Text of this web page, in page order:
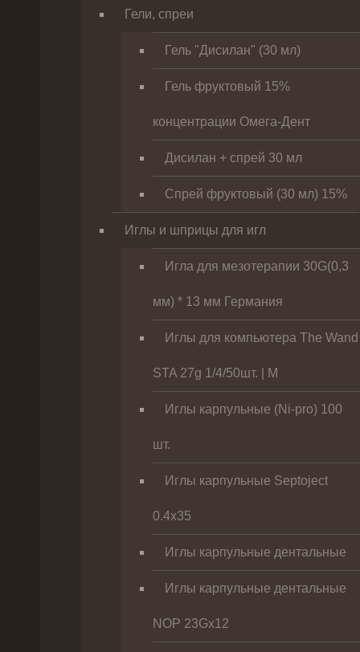
Гели, спреи
Гель "Дисилан" (30 мл)
Гель фруктовый 15%
концентрации Омега-Дент
Дисилан + спрей 30 мл
Спрей фруктовый (30 мл) 15%
Иглы и шприцы для игл
Игла для мезотерапии 30G(0,3
мм) * 13 мм Германия
Иглы для компьютера The Wand
STA 27g 1/4/50шт. | M
Иглы карпульные (Ni-pro) 100
шт.
Иглы карпульные Septoject
0.4х35
Иглы карпульные дентальные
Иглы карпульные дентальные
NOP 23Gх12